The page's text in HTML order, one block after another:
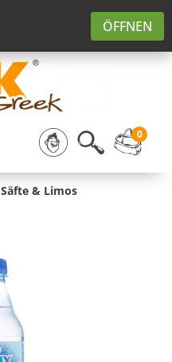
ÖFFNEN
0
Säfte & Limos